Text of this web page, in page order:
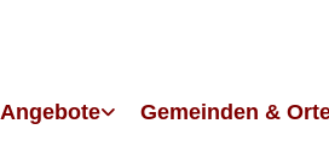
Angebote Gemeinden &